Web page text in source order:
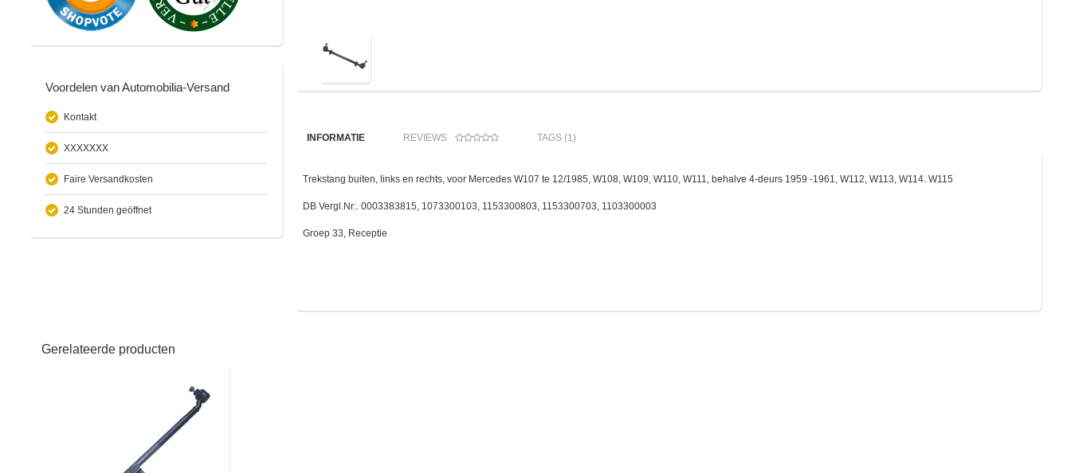
Voordelen van Automobilia-Versand
Kontakt
XXXXXXX
Faire Versandkosten
24 Stunden geöffnet
INFORMATIE REVIEWS TAGS (1)
Trekstang buiten, links en rechts, voor Mercedes W107 te 12/1985, W108, W109, W110, W111, behalve 4-deurs 1959 -1961, W112, W113, W114. W115
DB Vergl.Nr:. 0003383815, 1073300103, 1153300803, 1153300703, 1103300003
Groep 33, Receptie
Gerelateerde producten